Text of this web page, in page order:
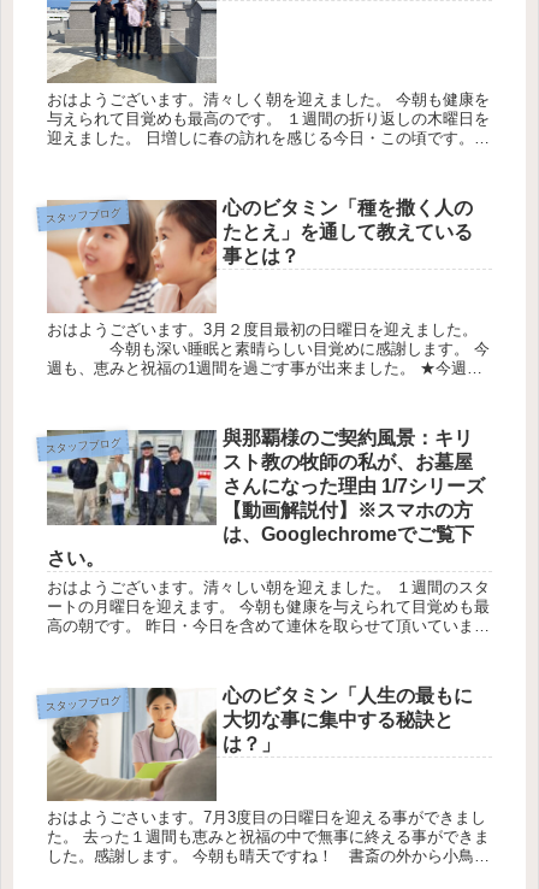
おはようございます。清々しく朝を迎えました。 今朝も健康を
与えられて目覚めも最高のです。 １週間の折り返しの木曜日を
迎えました。 日増しに春の訪れを感じる今日・この頃です。
スタッフブログ
心のビタミン「種を撒く人の
たとえ」を通して教えている
事とは？
おはようございます。3月２度目最初の日曜日を迎えました。
今朝も深い睡眠と素晴らしい目覚めに感謝します。 今
週も、恵みと祝福の1週間を過ごす事が出来ました。 ★今週の
スタッフブログ
與那覇様のご契約風景：キリ
スト教の牧師の私が、お墓屋
さんになった理由 1/7シリーズ
【動画解説付】※スマホの方
は、Googlechromeでご覧下
さい。
おはようございます。清々しい朝を迎えました。 １週間のスタ
ートの月曜日を迎えます。 今朝も健康を与えられて目覚めも最
高の朝です。 昨日・今日を含めて連休を取らせて頂いていま
スタッフブログ
心のビタミン「人生の最もに
大切な事に集中する秘訣と
は？」
おはようごさいます。7月3度目の日曜日を迎える事ができまし
た。 去った１週間も恵みと祝福の中で無事に終える事ができま
した。感謝します。 今朝も晴天ですね！ 書斎の外から小鳥の